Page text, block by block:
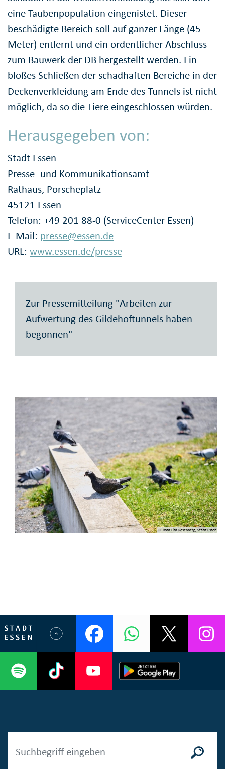
eine Taubenpopulation eingenistet. Dieser
beschädigte Bereich soll auf ganzer Länge (45
Meter) entfernt und ein ordentlicher Abschluss
zum Bauwerk der DB hergestellt werden. Ein
bloßes Schließen der schadhaften Bereiche in der
Deckenverkleidung am Ende des Tunnels ist nicht
möglich, da so die Tiere eingeschlossen würden.
Herausgegeben von:
Stadt Essen
Presse- und Kommunikationsamt
Rathaus, Porscheplatz
45121 Essen
Telefon: +49 201 88-0 (ServiceCenter Essen)
E-Mail: presse@essen.de
URL: www.essen.de/presse
Zur Pressemitteilung "Arbeiten zur
Aufwertung des Gildehoftunnels haben
begonnen"
© Rosa Lisa Rosenberg, Stadt Essen